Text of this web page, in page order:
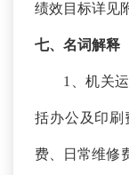
绩效目标详见
七、名词解释
1、机关
括办公及印刷
费、日常维修